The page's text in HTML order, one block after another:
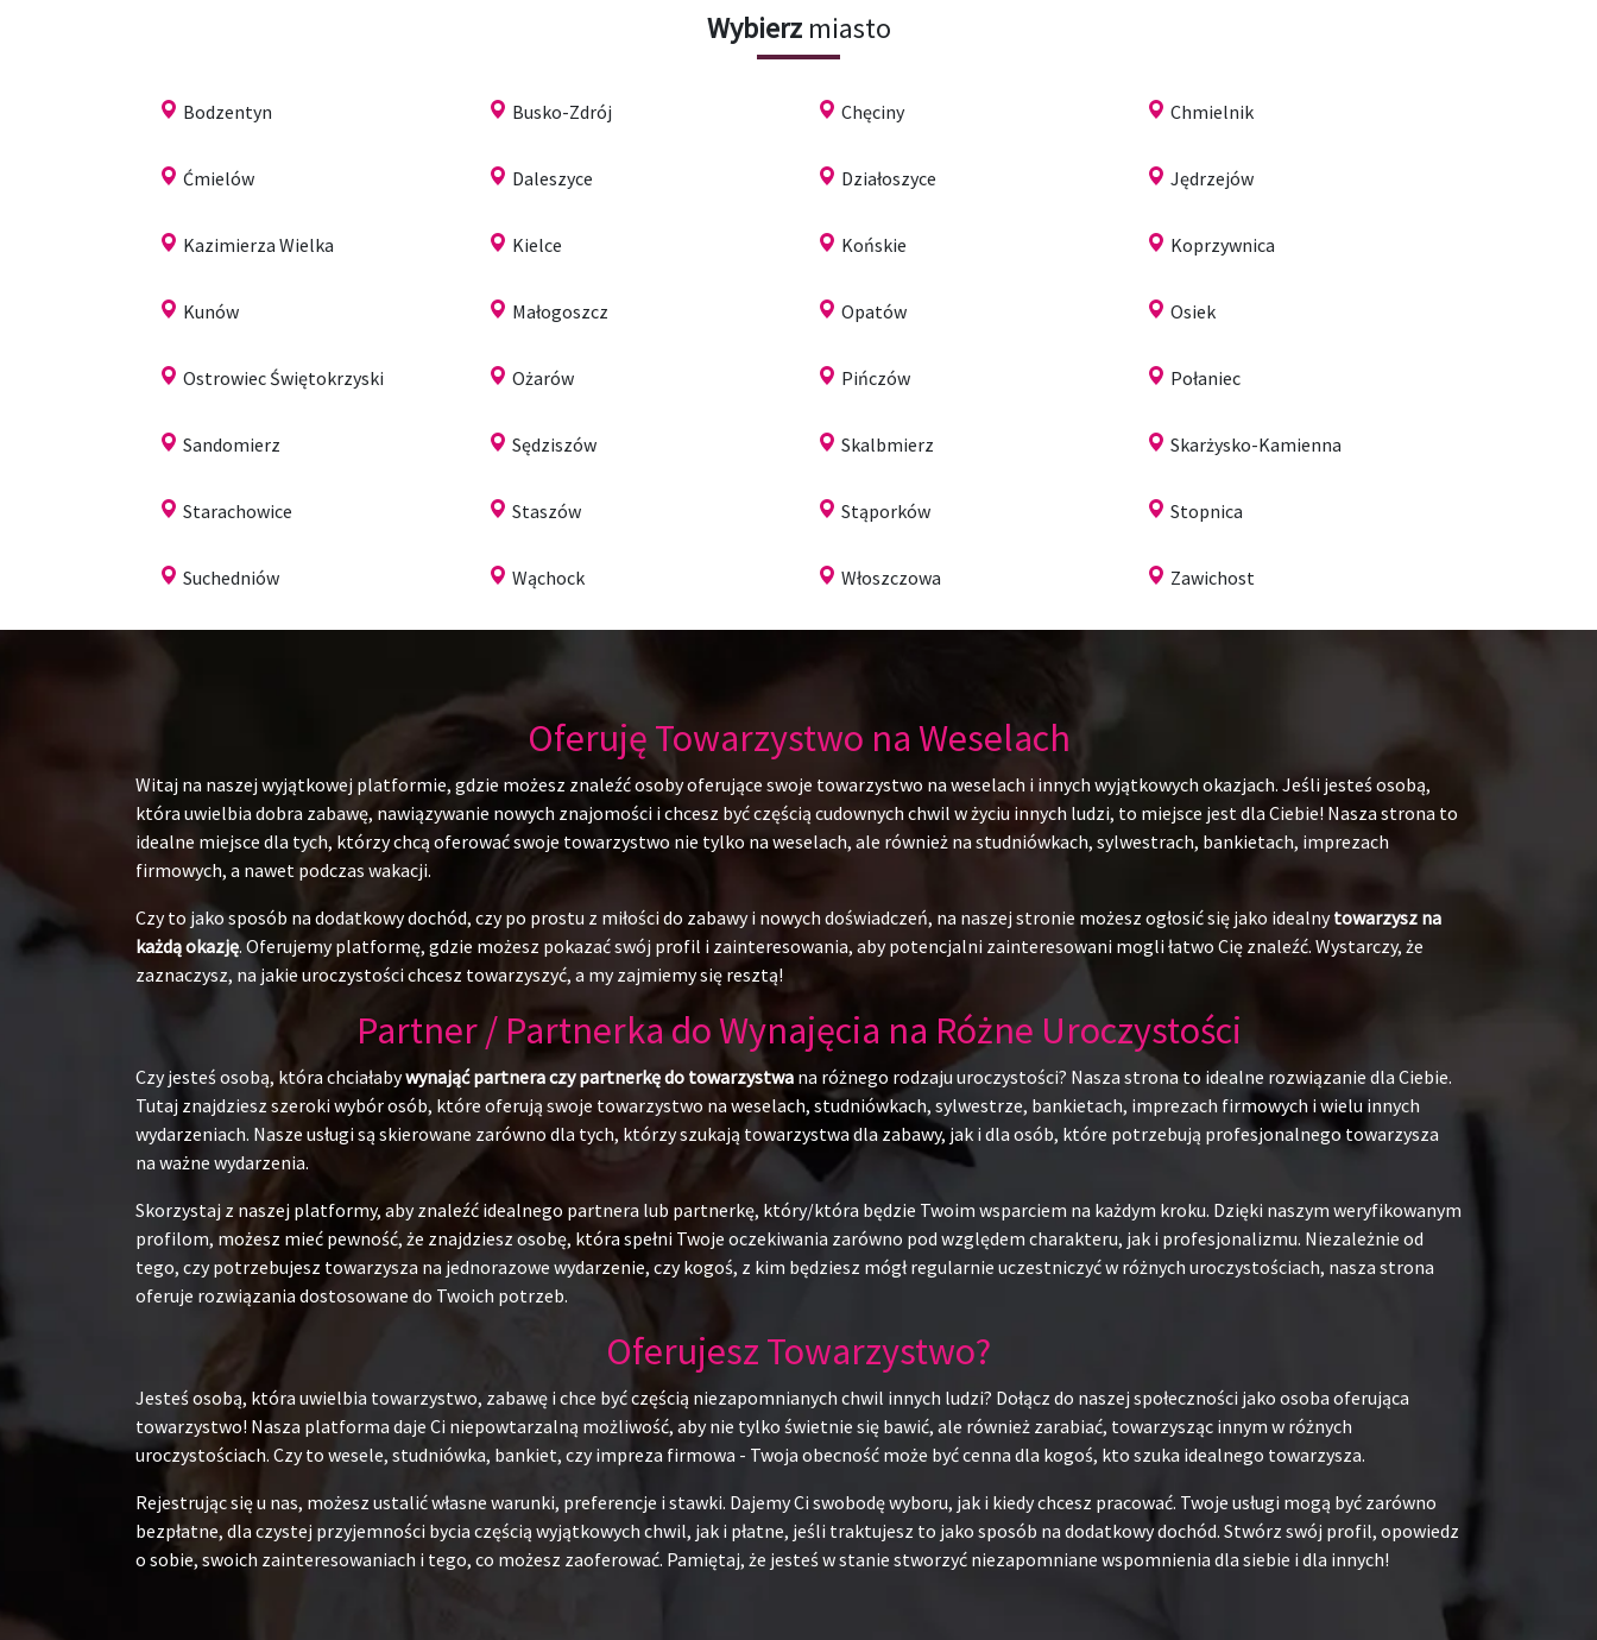
Wybierzmiasto
Bodzentyn Busko-Zdrój Chęciny Chmielnik
Ćmielów Daleszyce Działoszyce Jędrzejów
Kazimierza Wielka Kielce Końskie Koprzywnica
Kunów Małogoszcz Opatów Osiek
Ostrowiec Świętokrzyski Ożarów Pińczów Połaniec
Sandomierz Sędziszów Skalbmierz Skarżysko-Kamienna
Starachowice Staszów Stąporków Stopnica
Suchedniów Wąchock Włoszczowa Zawichost
Oferuję Towarzystwo na Weselach
Witaj na naszej wyjątkowej platformie, gdzie możesz znaleźć osoby oferujące swoje towarzystwo na weselach i innych wyjątkowych okazjach. Jeśli jesteś osobą,
która uwielbia dobra zabawę, nawiązywanie nowych znajomości i chcesz być częścią cudownych chwil w życiu innych ludzi, to miejsce jest dla Ciebie! Nasza strona to
idealne miejsce dla tych, którzy chcą oferować swoje towarzystwo nie tylko na weselach, ale również na studniówkach, sylwestrach, bankietach, imprezach
firmowych, a nawet podczas wakacji.
Czy to jako sposób na dodatkowy dochód, czy po prostu z miłości do zabawy i nowych doświadczeń, na naszej stronie możesz ogłosić się jako idealnytowarzysz na
każdą okazję. Oferujemy platformę, gdzie możesz pokazać swój profil i zainteresowania, aby potencjalni zainteresowani mogli łatwo Cię znaleźć. Wystarczy, że
zaznaczysz, na jakie uroczystości chcesz towarzyszyć, a my zajmiemy się resztą!
Partner / Partnerka do Wynajęcia na Różne Uroczystości
Czy jesteś osobą, która chciałabywynająć partnera czy partnerkę do towarzystwa na różnego rodzaju uroczystości? Nasza strona to idealne rozwiązanie dla Ciebie.
Tutaj znajdziesz szeroki wybór osób, które oferują swoje towarzystwo na weselach, studniówkach, sylwestrze, bankietach, imprezach firmowych i wielu innych
wydarzeniach. Nasze usługi są skierowane zarówno dla tych, którzy szukają towarzystwa dla zabawy, jak i dla osób, które potrzebują profesjonalnego towarzysza
na ważne wydarzenia.
Skorzystaj z naszej platformy, aby znaleźć idealnego partnera lub partnerkę, który/która będzie Twoim wsparciem na każdym kroku. Dzięki naszym weryfikowanym
profilom, możesz mieć pewność, że znajdziesz osobę, która spełni Twoje oczekiwania zarówno pod względem charakteru, jak i profesjonalizmu. Niezależnie od
tego, czy potrzebujesz towarzysza na jednorazowe wydarzenie, czy kogoś, z kim będziesz mógł regularnie uczestniczyć w różnych uroczystościach, nasza strona
oferuje rozwiązania dostosowane do Twoich potrzeb.
Oferujesz Towarzystwo?
Jesteś osobą, która uwielbia towarzystwo, zabawę i chce być częścią niezapomnianych chwil innych ludzi? Dołącz do naszej społeczności jako osoba oferująca
towarzystwo! Nasza platforma daje Ci niepowtarzalną możliwość, aby nie tylko świetnie się bawić, ale również zarabiać, towarzysząc innym w różnych
uroczystościach. Czy to wesele, studniówka, bankiet, czy impreza firmowa - Twoja obecność może być cenna dla kogoś, kto szuka idealnego towarzysza.
Rejestrując się u nas, możesz ustalić własne warunki, preferencje i stawki. Dajemy Ci swobodę wyboru, jak i kiedy chcesz pracować. Twoje usługi mogą być zarówno
bezpłatne, dla czystej przyjemności bycia częścią wyjątkowych chwil, jak i płatne, jeśli traktujesz to jako sposób na dodatkowy dochód. Stwórz swój profil, opowiedz
o sobie, swoich zainteresowaniach i tego, co możesz zaoferować. Pamiętaj, że jesteś w stanie stworzyć niezapomniane wspomnienia dla siebie i dla innych!